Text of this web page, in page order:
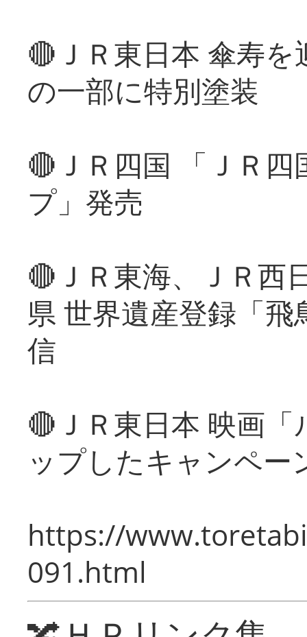
🔴ＪＲ東日本 傘寿
の一部に特別塗装
🔴ＪＲ四国 「ＪＲ
プ」発売
🔴ＪＲ東海、ＪＲ西
県 世界遺産登録「
信
🔴ＪＲ東日本 映画
ップしたキャンペー
https://
091.html